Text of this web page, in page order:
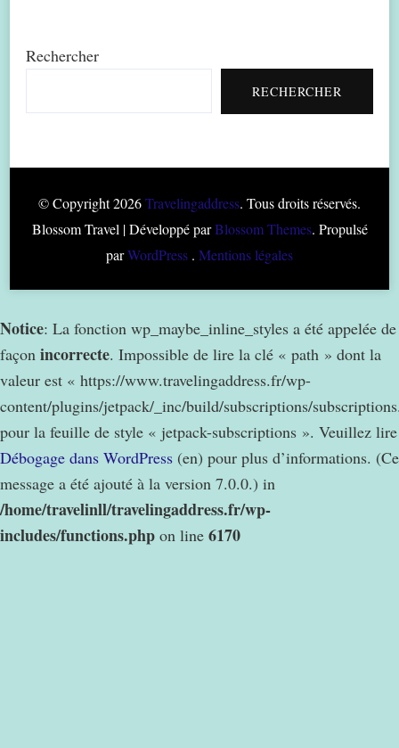
Rechercher
RECHERCHER
© Copyright 2026Travelingaddress. Tous droits réservés.
Blossom Travel | Développé parBlossom Themes. Propulsé
parWordPress . Mentions légales
Notice: La fonction wp_maybe_inline_styles a été appelée de
façon incorrecte. Impossible de lire la clé « path » dont la
valeur est « https://www.travelingaddress.fr/wp-
content/plugins/jetpack/_inc/build/subscriptions/
pour la feuille de style « jetpack-subscriptions ». Veuillez lire
Débogage dans WordPress (en) pour plus d’informations. (Ce
message a été ajouté à la version 7.0.0.) in
/home/travelinll/travelingaddress.fr/wp-
includes/functions.php on line 6170